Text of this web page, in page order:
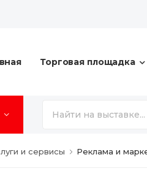
Торговая площадка
и сервисы Реклама и